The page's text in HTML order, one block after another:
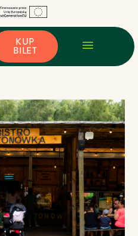
KUP
BILET